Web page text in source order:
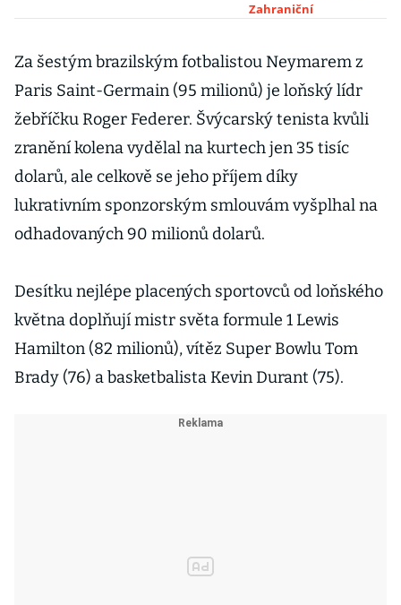
hodnota
velkoklubů letí
vzhůru
Zahraniční
Za šestým brazilským fotbalistou Neymarem z
Paris Saint-Germain (95 milionů) je loňský lídr
žebříčku Roger Federer. Švýcarský tenista kvůli
zranění kolena vydělal na kurtech jen 35 tisíc
dolarů, ale celkově se jeho příjem díky
lukrativním sponzorským smlouvám vyšplhal na
odhadovaných 90 milionů dolarů.
Desítku nejlépe placených sportovců od loňského
května doplňují mistr světa formule 1 Lewis
Hamilton (82 milionů), vítěz Super Bowlu Tom
Brady (76) a basketbalista Kevin Durant (75).